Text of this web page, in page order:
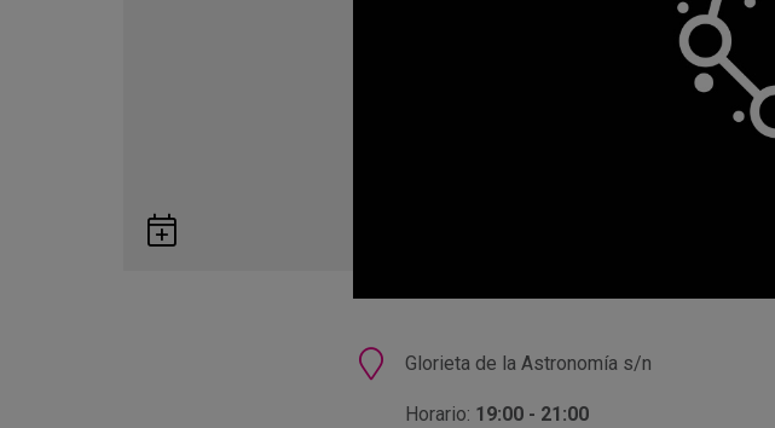
Guardar
en
Ubicación
Glorieta de la Astronomía s/n
Horario: 19:00 - 21:00